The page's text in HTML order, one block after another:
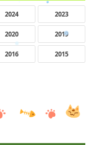
2024 2023
2020 2019
2016 2015